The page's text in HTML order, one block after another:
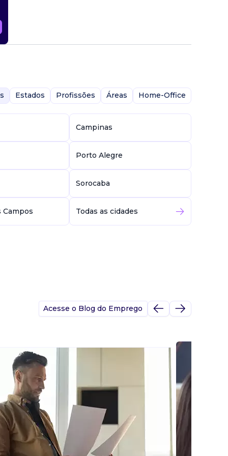
Estados Profissões Áreas Home-Office
Campinas
Porto Alegre
Sorocaba
Campos Todas as cidades
Acesse o Blog do Emprego